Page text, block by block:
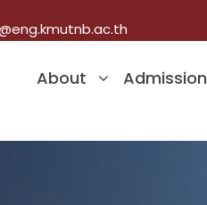
About Admission